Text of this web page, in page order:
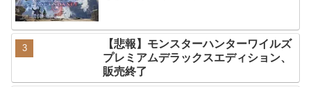
【悲報】モンスターハンターワイルズ
プレミアムデラックスエディション、
販売終了